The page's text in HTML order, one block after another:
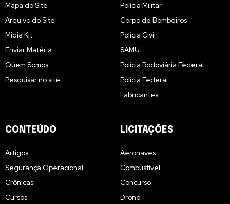
Mapa do Site
Arquivo do Site
Midia Kit
Enviar Matéria
Quem Somos
Pesquisar no site
Polícia Militar
Corpo de Bombeiros
Polícia Civil
SAMU
Polícia Rodoviária Federal
Polícia Federal
Fabricantes
CONTEÚDO
Artigos
Segurança Operacional
Crônicas
Cursos
LICITAÇÕES
Aeronaves
Combustível
Concurso
Drone